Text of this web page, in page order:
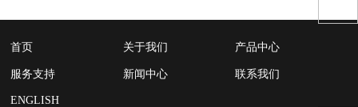
首页 关于我们 产品中心
服务支持 新闻中心 联系我们
ENGLISH